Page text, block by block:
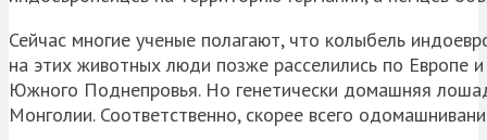
Сейчас многие ученые полагают, что колыбель
на этих животных люди позже расселились по
Южного Поднепровья. Но генетически домашняя
Монголии. Соответственно, скорее всего